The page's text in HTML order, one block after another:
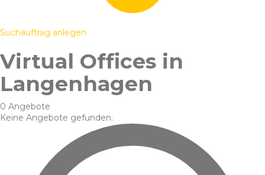
Suchauftrag anlegen
Virtual Offices in
Langenhagen
0 Angebote
Keine Angebote gefunden.